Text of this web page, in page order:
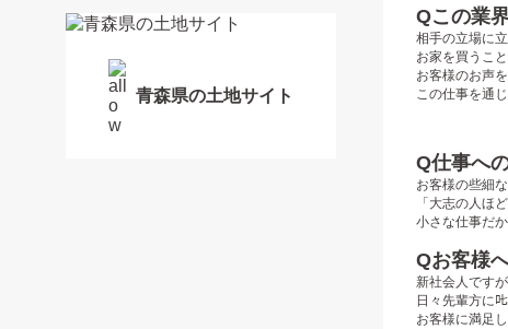
青森県の土地サイト
Qこの業
相手の立場に
お家を買うこ
お客様のお声
この仕事を通
Q仕事へ
お客様の些細
「大志の人ほ
小さな仕事だ
Qお客様
新社会人です
日々先輩方に
お客様に満足